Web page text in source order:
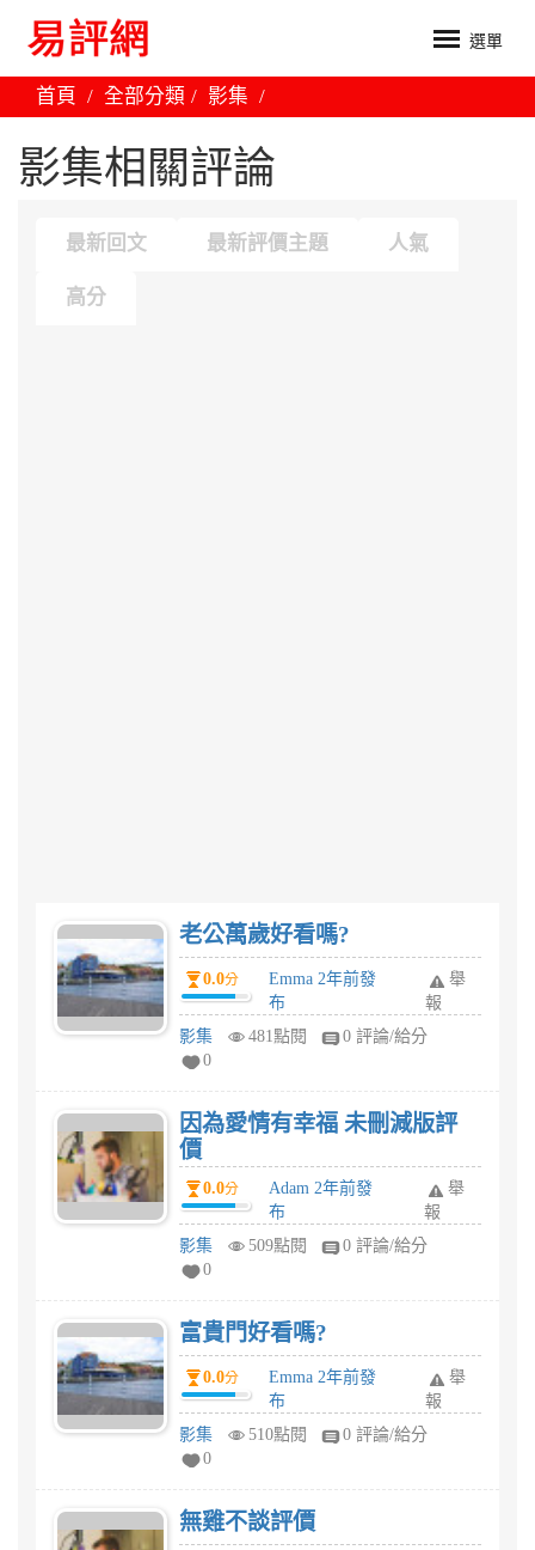
選單
首頁 全部分類 影集
影集相關評論
最新回文 最新評價主題 人氣
高分
老公萬歲好看嗎?
0.0分
Emma 2年前發
布
舉
報
影集
481點閱
0 評論/給分
0
因為愛情有幸福 未刪減版評
價
0.0分
Adam 2年前發
布
舉
報
影集
509點閱
0 評論/給分
0
富貴門好看嗎?
0.0分
Emma 2年前發
布
舉
報
影集
510點閱
0 評論/給分
0
無雞不談評價